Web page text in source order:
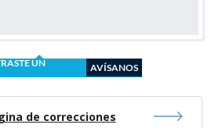
UN
AVÍSANOS
de correcciones